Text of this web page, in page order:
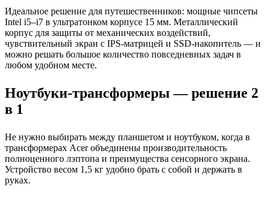
Идеальное решение для путешественников: мощные чипсеты
Intel i5–i7 в ультратонком корпусе 15 мм. Металлический
корпус для защиты от механических воздействий,
чувствительный экран с IPS-матрицей и SSD-накопитель — и
можно решать большое количество повседневных задач в
любом удобном месте.
Ноутбуки-трансформеры — решение 2
в 1
Не нужно выбирать между планшетом и ноутбуком, когда в
трансформерах Acer объединены производительность
полноценного лэптопа и преимущества сенсорного экрана.
Устройство весом 1,5 кг удобно брать с собой и держать в
руках.